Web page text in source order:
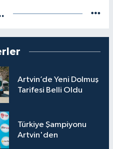
Artvin’de Yeni Dolmuş
Tarifesi Belli Oldu
Türkiye Şampiyonu
Artvin'den